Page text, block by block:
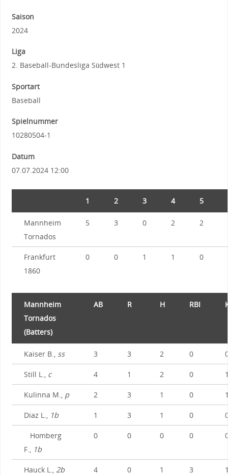
Saison
2024
Liga
2. Baseball-Bundesliga Südwest 1
Sportart
Baseball
Spielnummer
10280504-1
Datum
07.07.2024 12:00
1 2 3 4 5
Mannheim
Tornados
5 3 0 2 2
Frankfurt
1860
0 0 1 1 0
Mannheim
Tornados
(Batters)
AB R H RBI
Kaiser B., ss 3 3 2 0
Still L., c 4 1 2 0
Kulinna M., p 2 3 1 0
Diaz L., 1b 1 3 1 0
Homberg
F.,
1b
0 0 0 0
Hauck L., 2b 4 0 1 3